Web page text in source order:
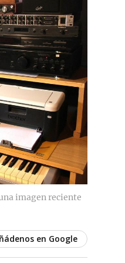
imagen reciente
en Google